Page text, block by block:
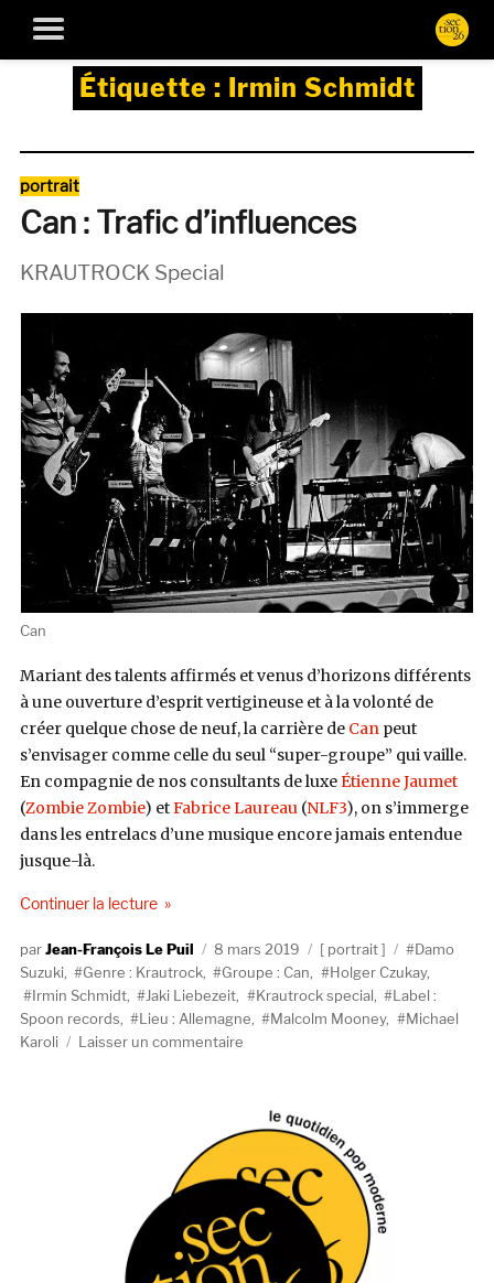
Étiquette : Irmin Schmidt
Catégories
portrait
Can : Trafic d’influences
KRAUTROCK Special
Can
Mariant des talents affirmés et venus d’horizons différents
à une ouverture d’esprit vertigineuse et à la volonté de
créer quelque chose de neuf, la carrière de Canpeut
s’envisager comme celle du seul “super-groupe” qui vaille.
En compagnie de nos consultants de luxeÉtienne Jaumet
(Zombie Zombie) etFabrice Laureau(NLF3), on s’immerge
dans les entrelacs d’une musique encore jamais entendue
jusque-là.
Continuer la lecturede « Can : Trafic d’influences »
AuteurJean-François Le Puil
Publié
le
8 mars 2019 Catégories
portrait Étiquettes
Damo
Suzuki
Genre : Krautrock Groupe : Can Holger Czukay,
Irmin Schmidt
Jaki Liebezeit Krautrock special
Label :
Spoon records
Lieu : Allemagne Malcolm Mooney,
Michael
Karoli
Laisser un commentairesur
Trafic
d’influences